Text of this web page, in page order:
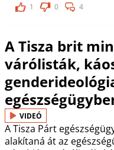
1
0 4
A Tisza brit
várólisták,
VIDEÓ
A Tisza Párt
alakítaná át az